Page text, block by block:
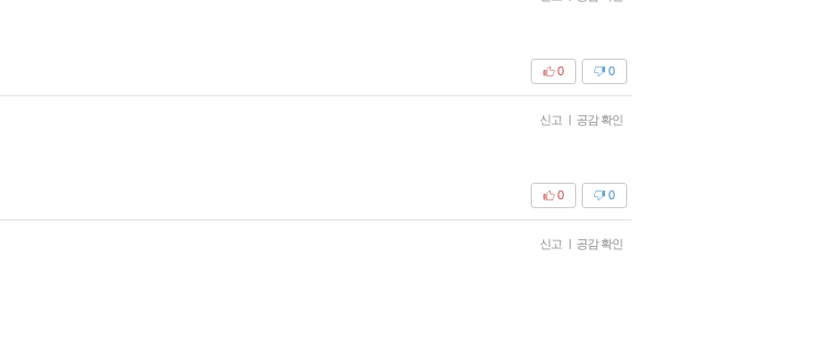
0
0
신고 | 공감 확인
0
0
신고 | 공감 확인